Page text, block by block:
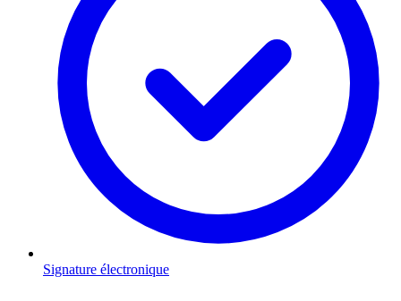
Signature électronique